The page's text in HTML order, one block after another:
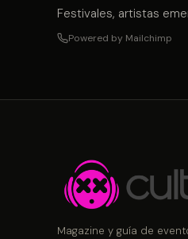
Festivales, artistas
Powered by Mailchimp
Magazine y guía de